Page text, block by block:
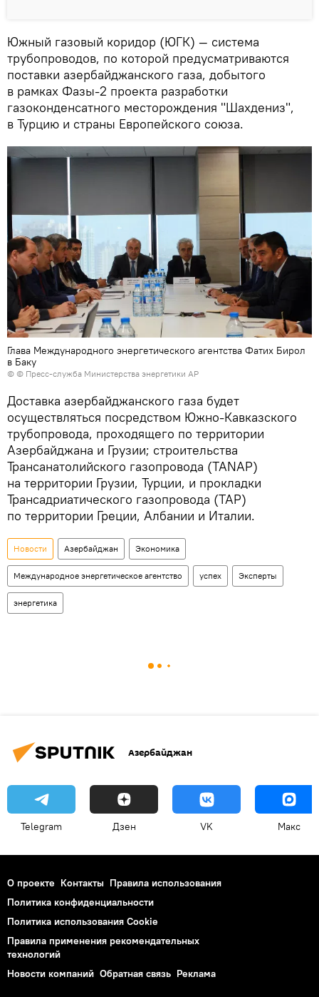
Южный газовый коридор (ЮГК) — система
трубопроводов, по которой предусматриваются
поставки азербайджанского газа, добытого
в рамках Фазы-2 проекта разработки
газоконденсатного месторождения "Шахдениз",
в Турцию и страны Европейского союза.
Глава Международного энергетического агентства Фатих Бирол
в Баку
© © Пресс-служба Министерства энергетики АР
Доставка азербайджанского газа будет
осуществляться посредством Южно-Кавказского
трубопровода, проходящего по территории
Азербайджана и Грузии; строительства
Трансанатолийского газопровода (TANAP)
на территории Грузии, Турции, и прокладки
Трансадриатического газопровода (TAP)
по территории Греции, Албании и Италии.
Новости Азербайджан Экономика
Международное энергетическое агентство успех Эксперты
энергетика
Азербайджан
Telegram Дзен VK Макс
О проекте Контакты Правила использования
Политика конфиденциальности
Политика использования Cookie
Правила применения рекомендательных
технологий
Новости компаний Обратная связь Реклама